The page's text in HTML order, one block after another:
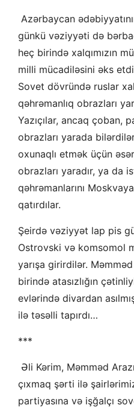
Azərbaycan
günkü vəziyyəti də
heç birində xalqımızın
milli mücadiləsini əks
Sovet dövründə ruslar
qəhrəmanlıq obrazları
Yazıçılar, ancaq çoban,
obrazları yarada
oxunaqlı etmək üçün
obrazları yaradır, ya da
qəhrəmanlarını
qatırdılar.
Şeirdə vəziyyət lap pis
Ostrovski və komsomol
yarışa girirdilər.
birində atasızlığın
evlərində divardan
ilə təsəlli tapırdı…
***
Əli Kərim, Məmməd
çıxmaq şərti ilə
partiyasına və işğalçı